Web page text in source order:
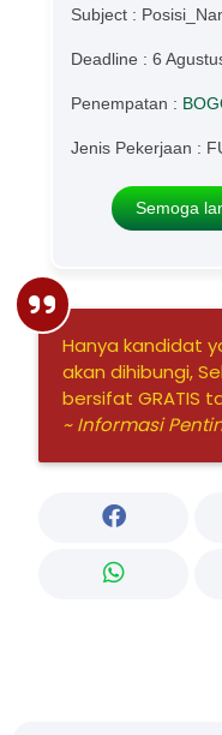
Subject :
Deadline : 6
Penempatan :
Jenis Pekerjaan :
Semoga
Hanya kandidat
akan dihibungi,
bersifat GRATIS
~ Informasi